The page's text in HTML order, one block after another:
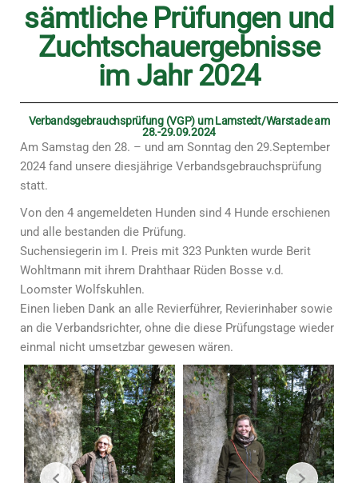
sämtliche Prüfungen und
Zuchtschauergebnisse
im Jahr 2024
Verbandsgebrauchsprüfung (VGP) um Lamstedt/Warstade am
28.-29.09.2024
Am Samstag den 28. – und am Sonntag den 29.September
2024 fand unsere diesjährige Verbandsgebrauchsprüfung
statt.
Von den 4 angemeldeten Hunden sind 4 Hunde erschienen
und alle bestanden die Prüfung.
Suchensiegerin im I. Preis mit 323 Punkten wurde Berit
Wohltmann mit ihrem Drahthaar Rüden Bosse v.d.
Loomster Wolfskuhlen.
Einen lieben Dank an alle Revierführer, Revierinhaber sowie
an die Verbandsrichter, ohne die diese Prüfungstage wieder
einmal nicht umsetzbar gewesen wären.